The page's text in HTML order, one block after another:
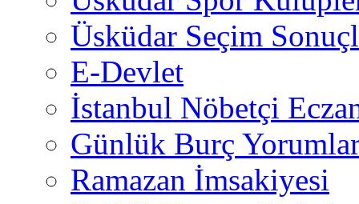
Üsküdar Seçim
E-Devlet
İstanbul Nöbetçi
Günlük Burç
Ramazan İmsakiyesi